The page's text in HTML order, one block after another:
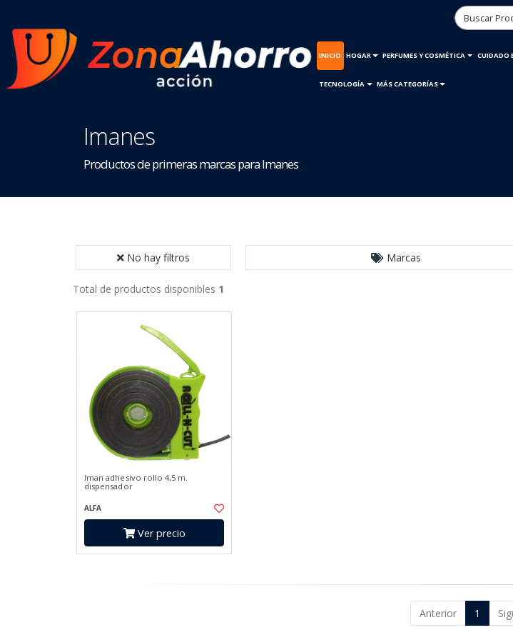
INICIO HOGAR PERFUMES Y COSMÉTICA CUIDADO
TECNOLOGÍA MÁS CATEGORÍAS
Imanes
Productos de primeras marcas para Imanes
No hay filtros Marcas
Total de productos disponibles 1
Iman adhesivo rollo 4,5 m.
dispensador
ALFA
Ver precio
Anterior 1